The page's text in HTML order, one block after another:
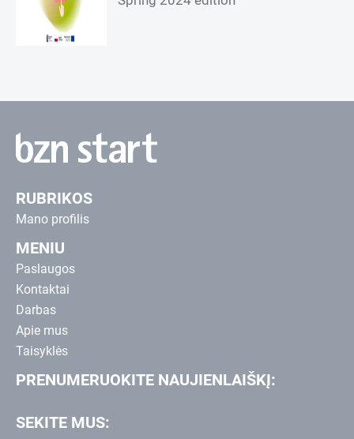
RUBRIKOS
Mano profilis
MENIU
Paslaugos
Kontaktai
Darbas
Apie mus
Taisyklės
PRENUMERUOKITE NAUJIENLAIŠKĮ:
SEKITE MUS: